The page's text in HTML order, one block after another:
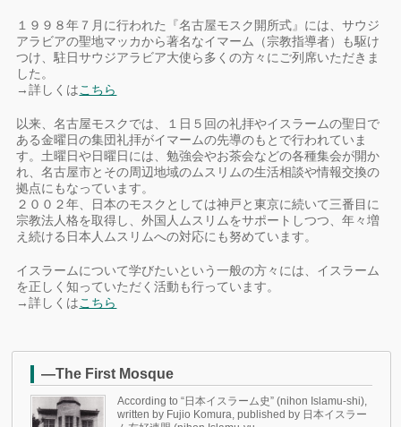
１９９８年７月に行われた『名古屋モスク開所式』には、サウジ
アラビアの聖地マッカから著名なイマーム（宗教指導者）も駆け
つけ、駐日サウジアラビア大使ら多くの方々にご列席いただきま
した。
→詳しくはこちら
以来、名古屋モスクでは、１日５回の礼拝やイスラームの聖日で
ある金曜日の集団礼拝がイマームの先導のもとで行われていま
す。土曜日や日曜日には、勉強会やお茶会などの各種集会が開か
れ、名古屋市とその周辺地域のムスリムの生活相談や情報交換の
拠点にもなっています。
２００２年、日本のモスクとしては神戸と東京に続いて三番目に
宗教法人格を取得し、外国人ムスリムをサポートしつつ、年々増
え続ける日本人ムスリムへの対応にも努めています。
イスラームについて学びたいという一般の方々には、イスラーム
を正しく知っていただく活動も行っています。
→詳しくはこちら
—The First Mosque
According to “日本イスラーム史” (nihon Islamu-shi),
written by Fujio Komura, published by 日本イスラー